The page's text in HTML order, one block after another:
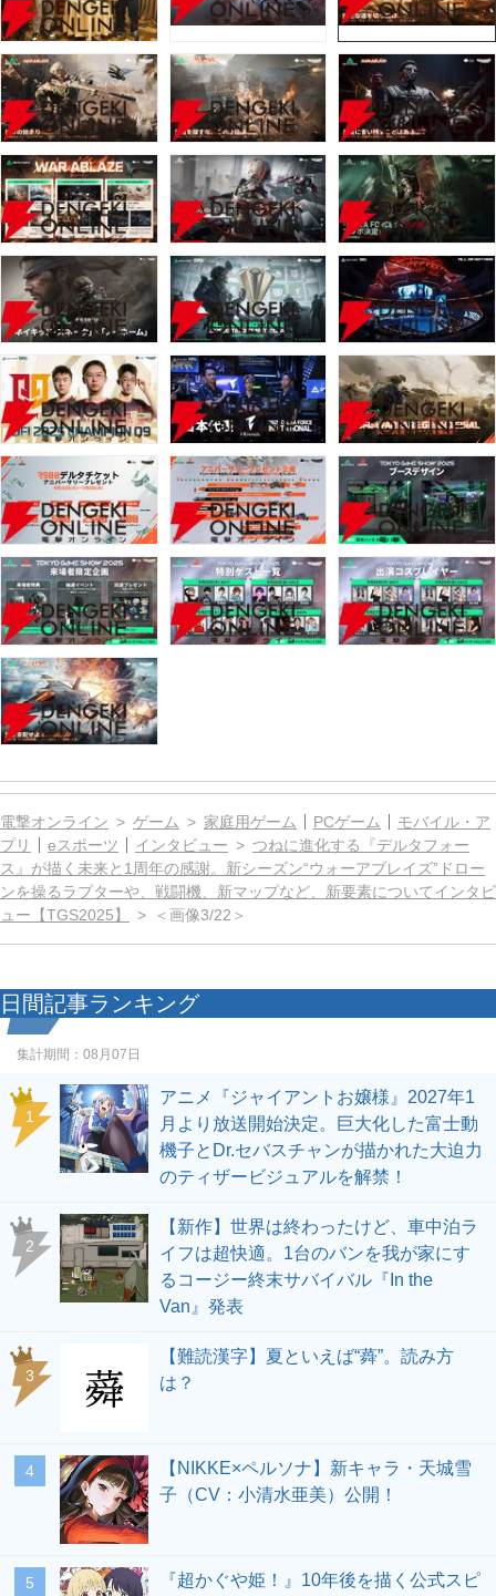
電撃オンライン ゲーム 家庭用ゲーム PCゲーム
モバイル・ア
プリ
eスポーツ インタビュー
つねに進化する『デルタフォー
ス』が描く未来と1周年の感謝。新シーズン“ウォーアブレイズ”ドロー
ンを操るラプターや、戦闘機、新マップなど、新要素についてインタビ
ュー【TGS2025】
＜画像3/22＞
日間記事ランキング
集計期間： 08月07日
1
アニメ『ジャイアントお嬢様』2027年1
月より放送開始決定。巨大化した富士動
機子とDr.セバスチャンが描かれた大迫力
のティザービジュアルを解禁！
2
【新作】世界は終わったけど、車中泊ラ
イフは超快適。1台のバンを我が家にす
るコージー終末サバイバル『In the
Van』発表
3
【難読漢字】夏といえば“蕣”。読み方
は？
4
【NIKKE×ペルソナ】新キャラ・天城雪
子（CV：小清水亜美）公開！
5 『超かぐや姫！』10年後を描く公式スピ